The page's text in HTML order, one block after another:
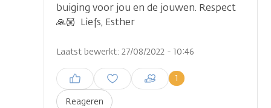
buiging voor jou en de jouwen. Respect
🙏🏼 Liefs, Esther
Laatst bewerkt: 27/08/2022 - 10:46
Reageren
1
Inloggen om een reactie te
plaatsen